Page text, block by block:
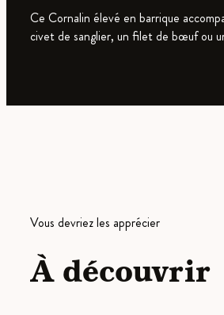
Ce Cornalin élevé en barrique
civet de sanglier, un filet de bœuf ou
Vous devriez les apprécier
À découvrir